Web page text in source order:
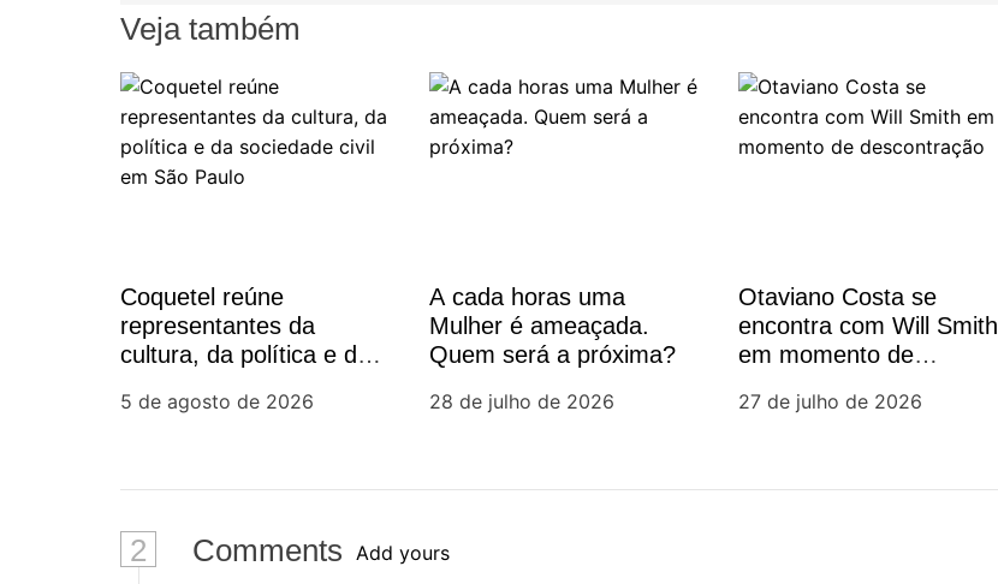
v
e
g
a
ã
o
e
P
Veja também
Coquetel reúne
representantes da
cultura, da política e da
Paulo
5 de agosto de 2026
A cada horas uma
Mulher é ameaçada.
Quem será a próxima?
28 de julho de 2026
Otaviano Costa se
encontra com Will Smith
em momento de
27 de julho de 2026
2 Comments Add yours